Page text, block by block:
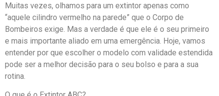
Muitas vezes, olhamos para um extintor apenas como
“aquele cilindro vermelho na parede” que o Corpo de
Bombeiros exige. Mas a verdade é que ele é o seu primeiro
e mais importante aliado em uma emergência . Hoje, vamos
entender por que escolher o modelo com validade estendida
pode ser a melhor decisão para o seu bolso e para a sua
rotina.